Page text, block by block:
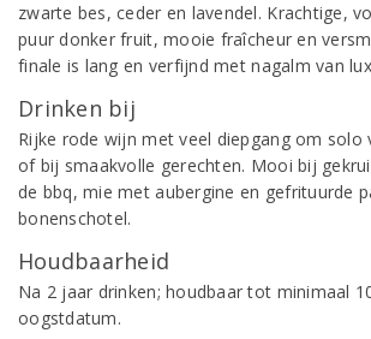
zwarte bes, ceder en lavendel. Krachtige,
puur donker fruit, mooie fraîcheur en
finale is lang en verfijnd met nagalm van
Drinken bij
Rijke rode wijn met veel diepgang om solo
of bij smaakvolle gerechten. Mooi bij
de bbq, mie met aubergine en gefrituurde
bonenschotel.
Houdbaarheid
Na 2 jaar drinken; houdbaar tot minimaal
oogstdatum.